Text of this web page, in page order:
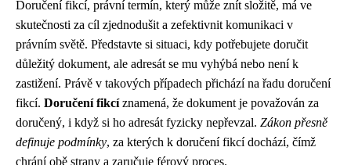
Doručení fikcí, právní termín, který může znít složitě, má ve
skutečnosti za cíl zjednodušit a zefektivnit komunikaci v
právním světě. Představte si situaci, kdy potřebujete doručit
důležitý dokument, ale adresát se mu vyhýbá nebo není k
zastižení. Právě v takových případech přichází na řadu doručení
fikcí. Doručení fikcíznamená, že dokument je považován za
doručený, i když si ho adresát fyzicky nepřevzal. Zákon přesně
definuje podmínky, za kterých k doručení fikcí dochází, čímž
chrání obě strany a zaručuje férový proces.